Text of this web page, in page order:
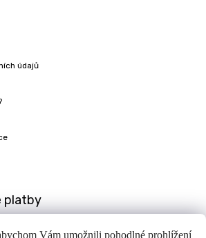
Vám umožnili pohodlné prohlížení
údajů
platby